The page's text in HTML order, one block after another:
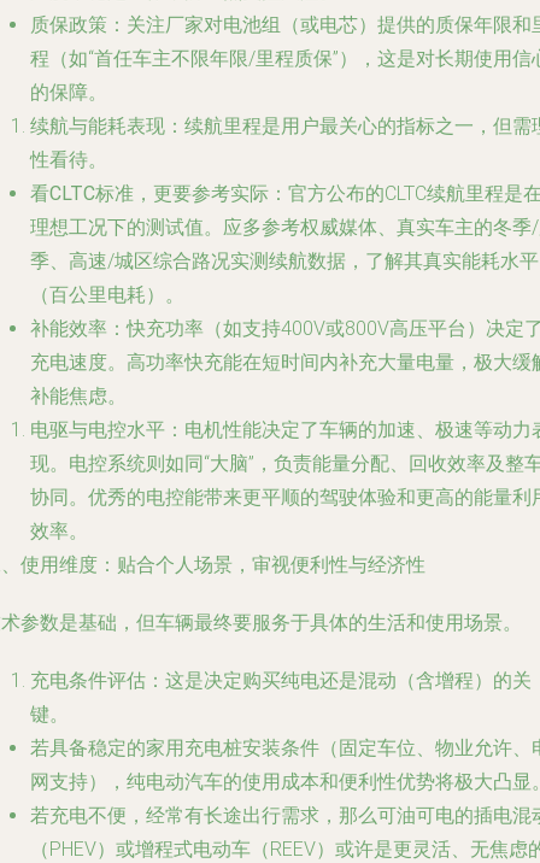
质保政策 ：关注厂家对电池组（或电芯）提供的质保年限和
程（如“首任车主不限年限/里程质保”），这是对长期使用信
的保障。
续航与能耗表现 ：续航里程是用户最关心的指标之一，但需
性看待。
看CLTC标准，更要参考实际 ：官方公布的CLTC续航里程是
理想工况下的测试值。应多参考权威媒体、真实车主的冬季
季、高速/城区综合路况实测续航数据，了解其真实能耗水平
（百公里电耗）。
补能效率 ：快充功率（如支持400V或800V高压平台）决定
充电速度。高功率快充能在短时间内补充大量电量，极大缓
补能焦虑。
电驱与电控水平 ：电机性能决定了车辆的加速、极速等动力
现。电控系统则如同“大脑”，负责能量分配、回收效率及整
协同。优秀的电控能带来更平顺的驾驶体验和更高的能量利
效率。
使用维度：贴合个人场景，审视便利性与经济性
参数是基础，但车辆最终要服务于具体的生活和使用场景。
充电条件评估 ：这是决定购买纯电还是混动（含增程）的关
键。
若具备稳定的家用充电桩安装条件（固定车位、物业允许、
网支持），纯电动汽车的使用成本和便利性优势将极大凸显
若充电不便，经常有长途出行需求，那么可油可电的插电混
（PHEV）或增程式电动车（REEV）或许是更灵活、无焦虑